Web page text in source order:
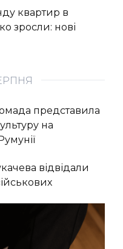
квартир в
зросли: нові
представила
на
відвідали